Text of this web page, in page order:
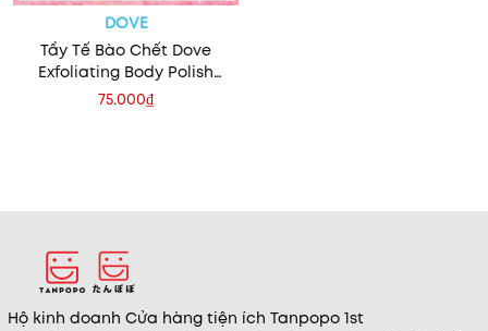
DOVE
Tẩy Tế Bào Chết Dove
Exfoliating Body Polish
50g (Bản Trung)
75.000₫
Hộ kinh doanh Cửa hàng tiện ích Tanpopo 1st